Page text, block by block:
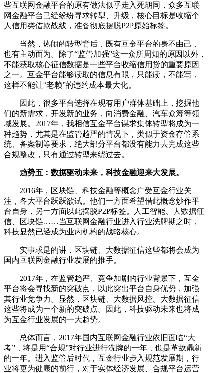
些互联网金融平台的原有做法似乎走入死胡同，众多互联
网金融平台已经纷纷寻求转型、升级，核心目标是收缩个
人信用类借款战线，准备彻底摆脱P2P原始标签。
当然，热闹的转型背后，既有互金平台的身不由己，
也有主动而为。除了“监管加强”这一众所周知的原因以外，
不能获取核心征信数据是一些平台收缩信用贷的重要原因
之一。互金平台能够读取的信息有限，只能读，不能写，
这样不能让“老赖”的违约成本最大化。
因此，很多平台选择在现有用户群体基础上，挖掘他
们的新需求，开发新的业务，向消费金融、汽车众筹等领
域发展。2017年，我相信互金平台谋求集体转型将成为一
种趋势，尤其是在监管趋严的情况下，类似于资金存管系
统、备案制等要求，绝大部分平台都没有能力去完成这些
合规整改，只有通过转型来绕过去。
趋势五：数据驱动未来，科技金融迎来大发展。
2016年，区块链、科技金融等概念广受互金行业关
注，各大平台跃跃欲试。他们一方面希望借此概念炒作平
台自身，另一方面以此摆脱P2P标签。人工智能、大数据征
信、区块链……当互联网金融行业进入行业洗牌期之时，
科技显然已经成为业内机构的战略核心。
实事求是的讲，区块链、大数据征信这些都将会成为
国内互联网金融行业发展的推手。
2017年，在监管趋严、竞争加剧的行业背景下，互金
平台将会寻找新的突破点，以此突出平台自身优势，加强
其行业竞争力。显然，区块链、大数据风控、大数据征信
这些将成为一个新的突破点。因此，科技驱动未来也将成
为互金行业发展的一大趋势。
总体而言，2017年国内互联网金融行业依旧面临“大
考”，将是用“合规”对行业进行洗牌的一年，也是革故鼎新
的一年。进入监管后时代，互金行业步入规范发展期，行
业将更为健康的前行，对于实体经济发展、合规平台运营